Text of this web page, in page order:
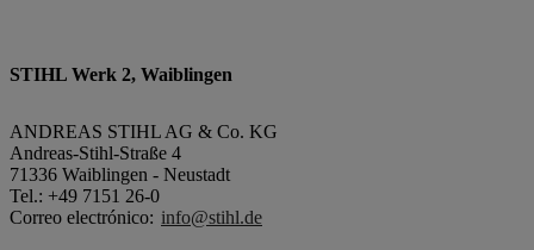
STIHL Werk 2, Waiblingen
ANDREAS STIHL AG & Co. KG
Andreas-Stihl-Straße 4
71336 Waiblingen - Neustadt
Tel.: +49 7151 26-0
Correo electrónico: info@stihl.de